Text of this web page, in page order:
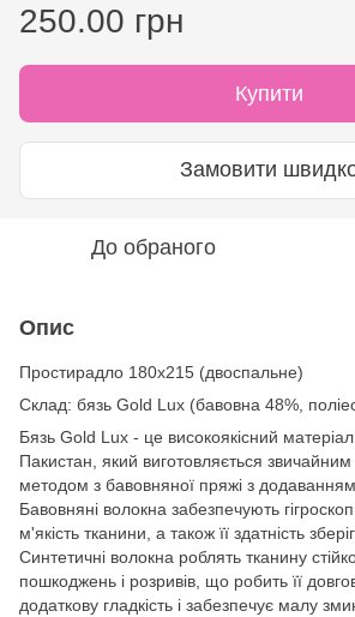
250.00 грн
Купити
Замовити
До обраного
Опис
Простирадло 180х215 (двоспальне)
Склад: бязь Gold Lux (бавовна 48%,
Бязь Gold Lux - це високоякісний
Пакистан, який виготовляється
методом з бавовняної пряжі з додаванням
Бавовняні волокна забезпечують
м'якість тканини, а також її здатність
Синтетичні волокна роблять тканину
пошкоджень і розривів, що робить її
додаткову гладкість і забезпечує малу